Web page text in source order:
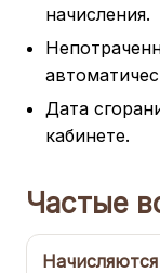
начисления.
Дата
кабинете.
Частые